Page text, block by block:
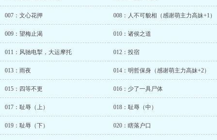
007：文心花押 008：人不可貌相（感谢萌主力高妹+1）
009：望梅止渴 010：诸侯之道
011：风驰电掣，大运摩托 012：投宿
013：雨夜 014：明哲保身（感谢萌主力高妹+2）
015：四等不更 016：少了一具尸体
017：耻辱（上） 018：耻辱（中）
019：耻辱（下） 020：瞎落户口